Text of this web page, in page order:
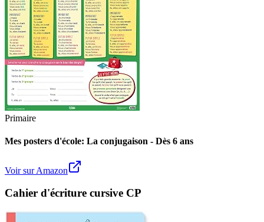
Primaire
Mes posters d'école: La conjugaison - Dès 6 ans
Voir sur Amazon
Cahier d'écriture cursive CP